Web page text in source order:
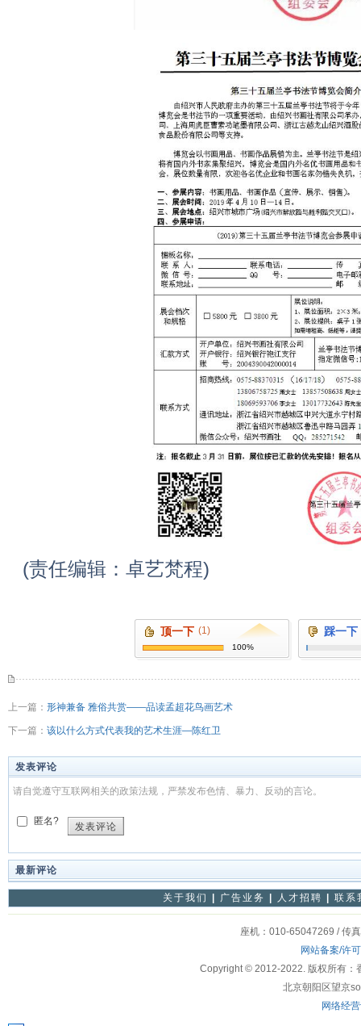
(责任编辑：卓艺梵程)
顶一下 (1)
100%
踩一下
上一篇： 形神兼备 雅俗共赏——品读孟超花鸟画艺术
下一篇： 该以什么方式代表我的艺术生涯—陈红卫
发表评论
请自觉遵守互联网相关的政策法规，严禁发布色情、暴力、反动的言论。
匿名?
发表评论
最新评论
关于我们 广告业务 人才招聘 联系
座机：010-65047269 / 传
网站备案/许
Copyright © 2012-2022. 版权所有：
北京朝阳区望京
网络经